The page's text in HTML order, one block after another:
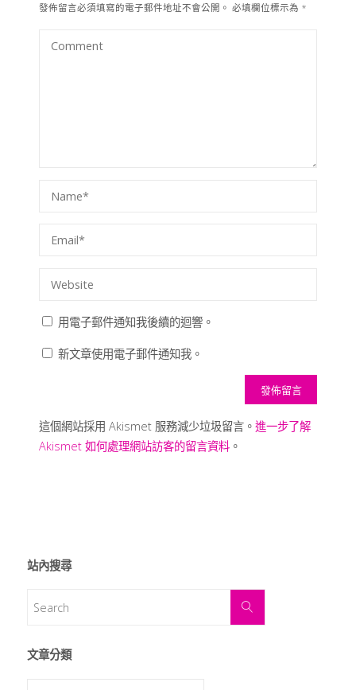
發佈留言必須填寫的電子郵件地址不會公開。 必填欄位標示為 *
用電子郵件通知我後續的迴響。
新文章使用電子郵件通知我。
這個網站採用 Akismet 服務減少垃圾留言。 進一步了解
Akismet 如何處理網站訪客的留言資料。
站內搜尋
文章分類